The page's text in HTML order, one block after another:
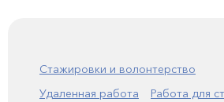
Стажировки и волонтерство
Удаленная работа
Работа для